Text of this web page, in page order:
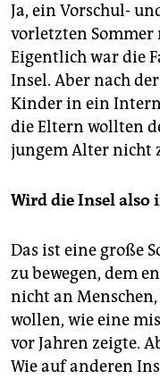
Ja, ein Vorschul-
vorletzten Sommer
Eigentlich war die
Insel. Aber nach
Kinder in ein
die Eltern wollten
jungem Alter nicht
Wird die Insel also
Das ist eine große
zu bewegen, dem
nicht an
wollen, wie eine
vor Jahren zeigte.
Wie auf anderen